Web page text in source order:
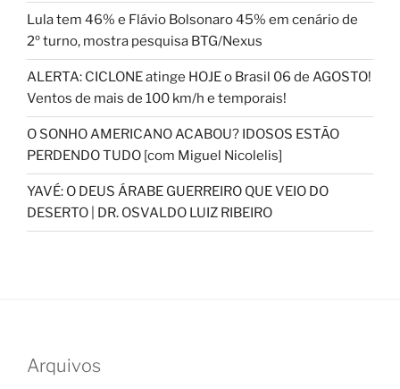
Lula tem 46% e Flávio Bolsonaro 45% em cenário de
2º turno, mostra pesquisa BTG/Nexus
ALERTA: CICLONE atinge HOJE o Brasil 06 de AGOSTO!
Ventos de mais de 100 km/h e temporais!
O SONHO AMERICANO ACABOU? IDOSOS ESTÃO
PERDENDO TUDO [com Miguel Nicolelis]
YAVÉ: O DEUS ÁRABE GUERREIRO QUE VEIO DO
DESERTO | DR. OSVALDO LUIZ RIBEIRO
Arquivos